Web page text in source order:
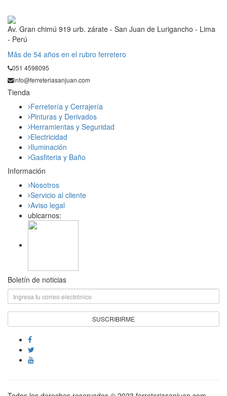
Av. Gran chimú 919 urb. zárate - San Juan de Lurigancho - Lima
- Perú
Mås de 54 años en el rubro ferretero
051 4598095
info@ferreteriasanjuan.com
Tienda
Ferretería y Cerrajería
Pinturas y Derivados
Herramientas y Seguridad
Electricidad
Iluminación
Gasfiteria y Baño
Información
Nosotros
Servicio al cliente
Aviso legal
ubicarnos:
Boletín de noticias